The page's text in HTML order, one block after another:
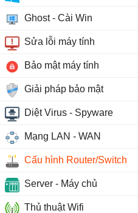
Ghost - Cài Win
Sửa lỗi máy tính
Bảo mật máy tính
Giải pháp bảo mật
Diệt Virus - Spyware
Mạng LAN - WAN
Cấu hình Router/Switch
Server - Máy chủ
Thủ thuật Wifi